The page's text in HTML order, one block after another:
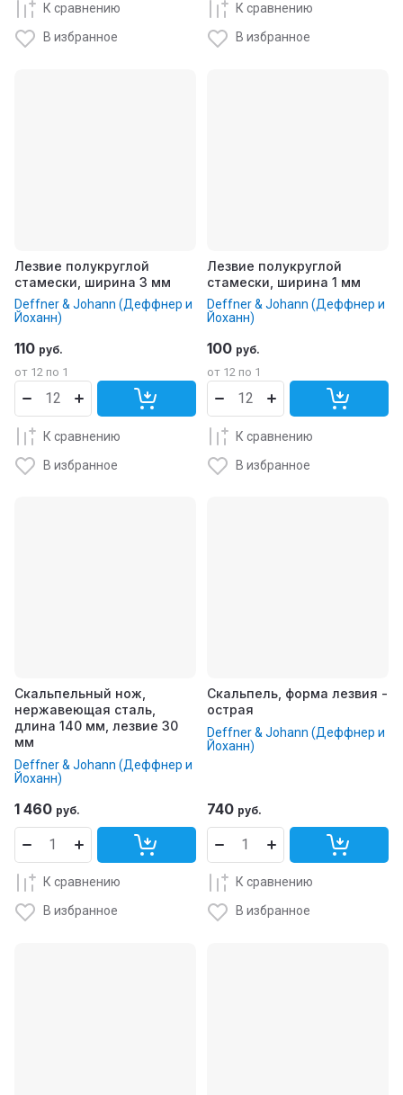
К сравнению
В избранное
К сравнению
В избранное
Лезвие полукруглой
стамески, ширина 3 мм
Deffner & Johann (Деффнер и
Йоханн)
110 руб.
от 12 по 1
К сравнению
В избранное
Лезвие полукруглой
стамески, ширина 1 мм
Deffner & Johann (Деффнер и
Йоханн)
100 руб.
от 12 по 1
К сравнению
В избранное
Скальпельный нож,
нержавеющая сталь,
длина 140 мм, лезвие 30
мм
Deffner & Johann (Деффнер и
Йоханн)
1 460 руб.
К сравнению
В избранное
Скальпель, форма лезвия -
острая
Deffner & Johann (Деффнер и
Йоханн)
740 руб.
К сравнению
В избранное